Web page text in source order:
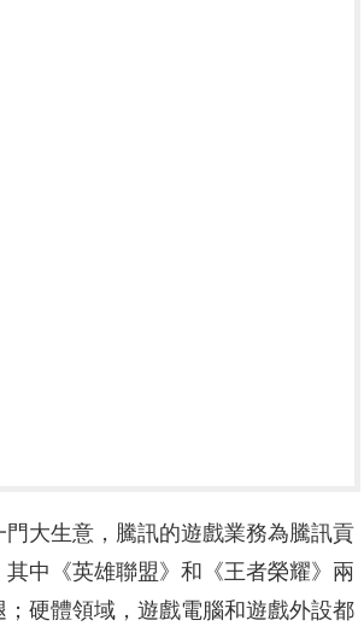
大生意，騰訊的遊戲業務為騰訊貢
中《英雄聯盟》和《王者榮耀》兩
硬體領域，遊戲電腦和遊戲外設都